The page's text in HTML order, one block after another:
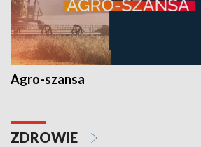
Agro-szansa
ZDROWIE